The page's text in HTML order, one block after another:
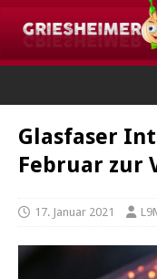
Glasfaser
Februar zur
17. Januar 2021